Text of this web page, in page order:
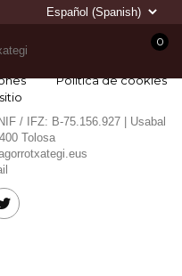
0
Política de cookies
/ IFZ: B-75.156.927 | Usabal
Tolosa